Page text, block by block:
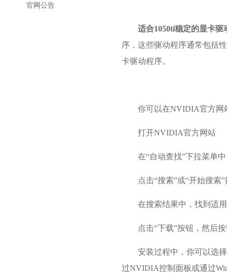
官网公告
适合1050ti稳定的显卡驱
序，这些驱动程序通常包括
卡驱动程序。
你可以在NVIDIA官方网
打开NVIDIA官方网站
在“自动查找”下拉菜单
点击“搜索”或“开始搜索
在搜索结果中，找到适
点击“下载”按钮，然后
安装过程中，你可以选
过NVIDIA控制面板或通过